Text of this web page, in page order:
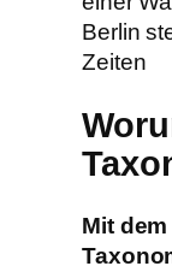
Berlin
Zeiten
Mit